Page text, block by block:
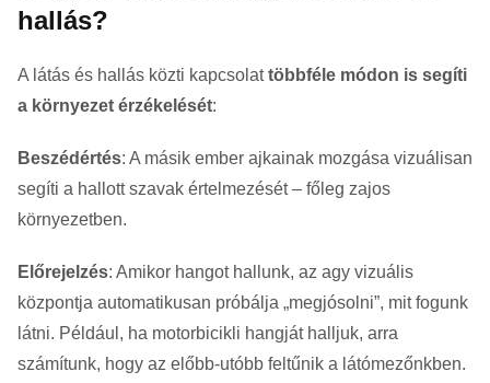
hallás?
A látás és hallás közti kapcsolattöbbféle módon is segíti
a környezet érzékelését:
Beszédértés: A másik ember ajkainak mozgása vizuálisan
segíti a hallott szavak értelmezését – főleg zajos
környezetben.
Előrejelzés: Amikor hangot hallunk, az agy vizuális
központja automatikusan próbálja „megjósolni”, mit fogunk
látni. Például, ha motorbicikli hangját halljuk, arra
számítunk, hogy az előbb-utóbb feltűnik a látómezőnkben.